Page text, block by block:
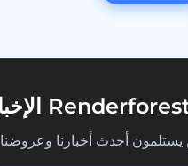
أحدث أخبارنا وعروضنا